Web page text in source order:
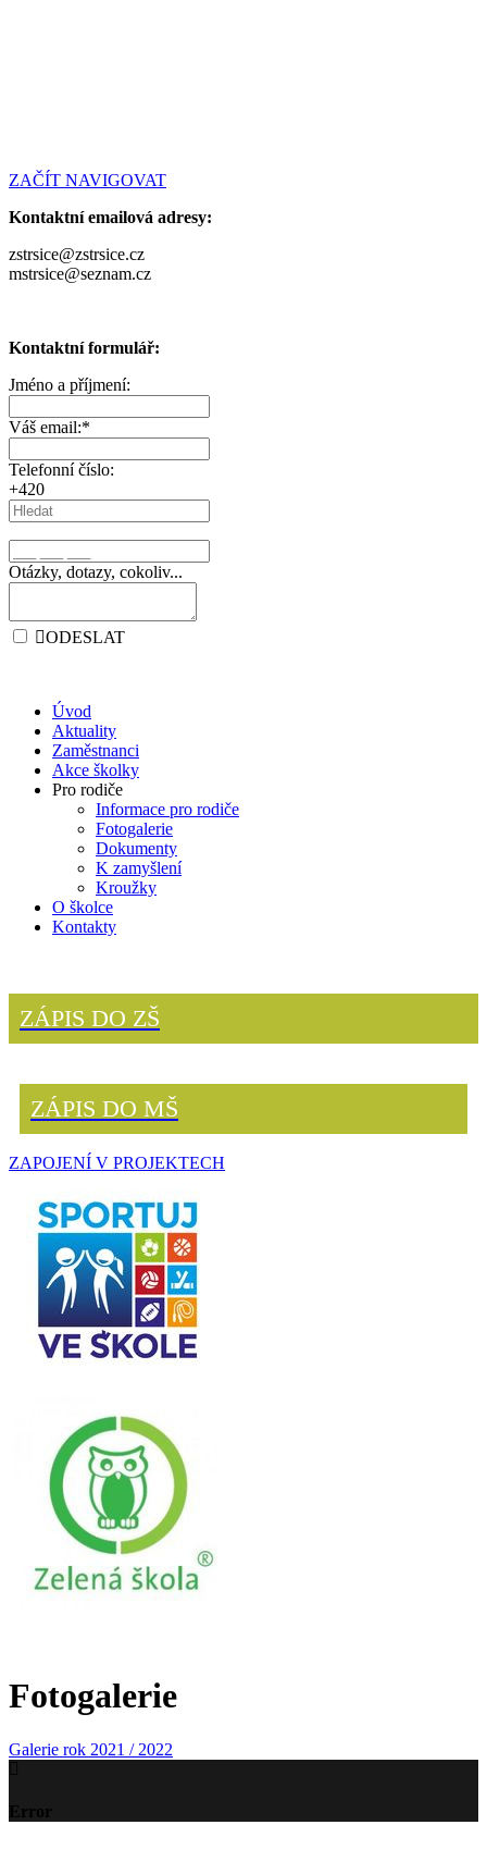
ZAČÍT NAVIGOVAT
Kontaktní emailová adresy:
zstrsice@zstrsice.cz
mstrsice@seznam.cz
Kontaktní formulář:
Jméno a příjmení:
Váš email:*
Telefonní číslo:
+420
Otázky, dotazy, cokoliv...
ODESLAT
Úvod
Aktuality
Zaměstnanci
Akce školky
Pro rodiče
Informace pro rodiče
Fotogalerie
Dokumenty
K zamyšlení
Kroužky
O školce
Kontakty
ZÁPIS DO ZŠ
ZÁPIS DO MŠ
ZAPOJENÍ V PROJEKTECH
Fotogalerie
Galerie rok 2021 / 2022
Error